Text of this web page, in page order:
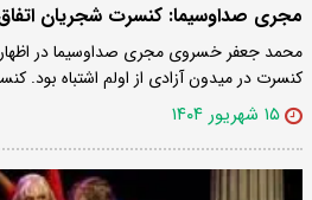
مجری صداوسیما: کنسرت شجریان
محمد جعفر خسروی مجری صداوسیما در
کنسرت در میدون آزادی از اولم اشتباه بود.
۱۵ شهریور ۱۴۰۴